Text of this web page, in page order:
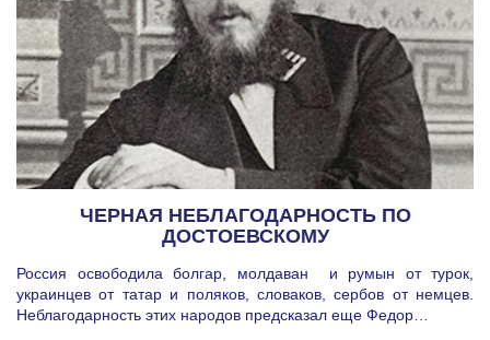
ЧЕРНАЯ НЕБЛАГОДАРНОСТЬ ПО
ДОСТОЕВСКОМУ
Россия освободила болгар, молдаван и румын от турок,
украинцев от татар и поляков, словаков, сербов от немцев.
Неблагодарность этих народов предсказал еще Федор…